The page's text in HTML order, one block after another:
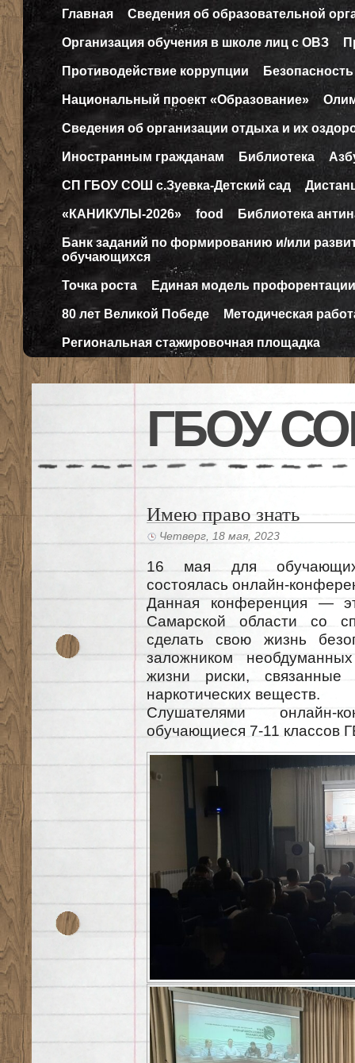
Главная Сведения об образовательной
Организация обучения в школе лиц с ОВЗ
Противодействие коррупции Безопасность
Национальный проект «Образование»
Сведения об организации отдыха и их
Иностранным гражданам Библиотека
СП ГБОУ СОШ с.Зуевка-Детский сад
«КАНИКУЛЫ-2026» food Библиотека
Банк заданий по формированию и/или
обучающихся
Точка роста Единая модель профорентации
80 лет Великой Победе Методическая
Региональная стажировочная площадка
ГБОУ
Имею право знать
Четверг, 18 мая, 2023
16 мая для
состоялась онлайн-
Данная конференция —
Самарской области со
сделать свою жизнь
заложником
жизни риски,
наркотических веществ.
Слушателями
обучающиеся 7-11 классов